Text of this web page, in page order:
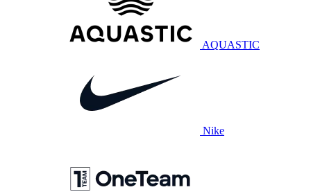
AQUASTIC
Nike